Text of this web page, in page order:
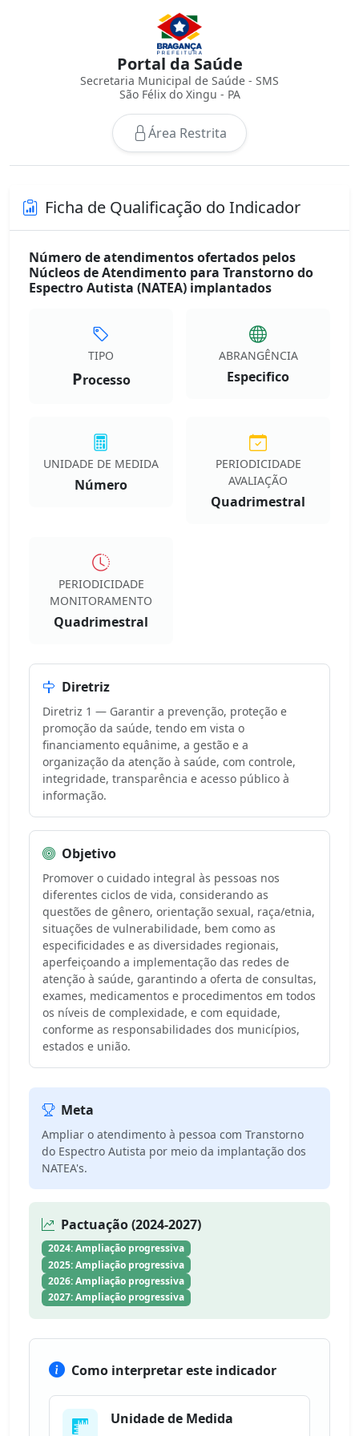
Portal da Saúde
Secretaria Municipal de Saúde - SMS
São Félix do Xingu - PA
Área Restrita
Ficha de Qualificação do Indicador
Número de atendimentos ofertados pelos
Núcleos de Atendimento para Transtorno do
Espectro Autista (NATEA) implantados
TIPO
Processo
ABRANGÊNCIA
Especifico
UNIDADE DE MEDIDA
Número
PERIODICIDADE
AVALIAÇÃO
Quadrimestral
PERIODICIDADE
MONITORAMENTO
Quadrimestral
Diretriz
Diretriz 1 — Garantir a prevenção, proteção e
promoção da saúde, tendo em vista o
financiamento equânime, a gestão e a
organização da atenção à saúde, com controle,
integridade, transparência e acesso público à
informação.
Objetivo
Promover o cuidado integral às pessoas nos
diferentes ciclos de vida, considerando as
questões de gênero, orientação sexual, raça/etnia,
situações de vulnerabilidade, bem como as
especificidades e as diversidades regionais,
aperfeiçoando a implementação das redes de
atenção à saúde, garantindo a oferta de consultas,
exames, medicamentos e procedimentos em todos
os níveis de complexidade, e com equidade,
conforme as responsabilidades dos municípios,
estados e união.
Meta
Ampliar o atendimento à pessoa com Transtorno
do Espectro Autista por meio da implantação dos
NATEA's.
Pactuação (2024-2027)
2024: Ampliação progressiva
2025: Ampliação progressiva
2026: Ampliação progressiva
2027: Ampliação progressiva
Como interpretar este indicador
Unidade de Medida